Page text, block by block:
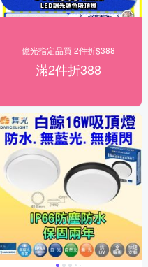
億光指定品買 2件折$388
滿2件折388